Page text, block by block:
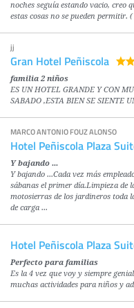
noches seguía estando vacio, creo
estas cosas no se pueden permitir.
jj
Gran Hotel Peñiscola
familia 2 niños
ES UN HOTEL GRANDE Y CON
SABADO ,ESTA BIEN SE SIENTE
MARCO ANTONIO FOUZ ALONSO
Hotel Peñiscola Plaza
Y bajando ...
Y bajando ...Cada vez más
sábanas el primer día.Limpieza de
motosierras de los jardineros toda
de carga ...
Hotel Peñiscola Plaza
Perfecto para familias
Es la 4 vez que voy y siempre
muchas actividades para niños y